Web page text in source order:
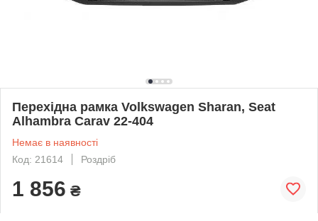
Перехідна рамка Volkswagen Sharan, Seat
Alhambra Carav 22-404
Немає в наявності
Код: 21614
Роздріб
1 856 ₴